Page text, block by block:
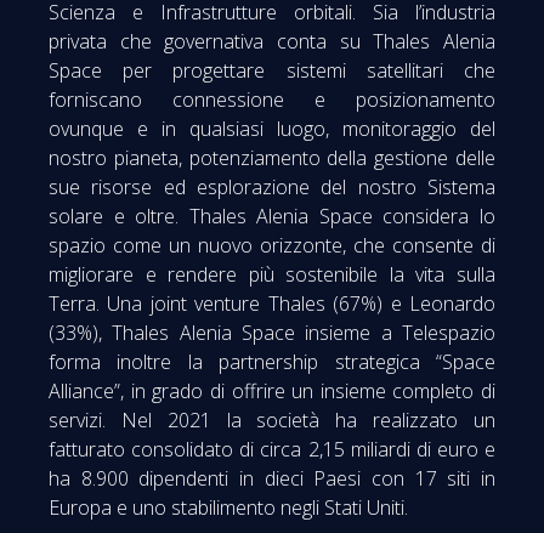
Scienza e Infrastrutture orbitali. Sia l’industria
privata che governativa conta su Thales Alenia
Space per progettare sistemi satellitari che
forniscano connessione e posizionamento
ovunque e in qualsiasi luogo, monitoraggio del
nostro pianeta, potenziamento della gestione delle
sue risorse ed esplorazione del nostro Sistema
solare e oltre. Thales Alenia Space considera lo
spazio come un nuovo orizzonte, che consente di
migliorare e rendere più sostenibile la vita sulla
Terra. Una joint venture Thales (67%) e Leonardo
(33%), Thales Alenia Space insieme a Telespazio
forma inoltre la partnership strategica “Space
Alliance”, in grado di offrire un insieme completo di
servizi. Nel 2021 la società ha realizzato un
fatturato consolidato di circa 2,15 miliardi di euro e
ha 8.900 dipendenti in dieci Paesi con 17 siti in
Europa e uno stabilimento negli Stati Uniti.